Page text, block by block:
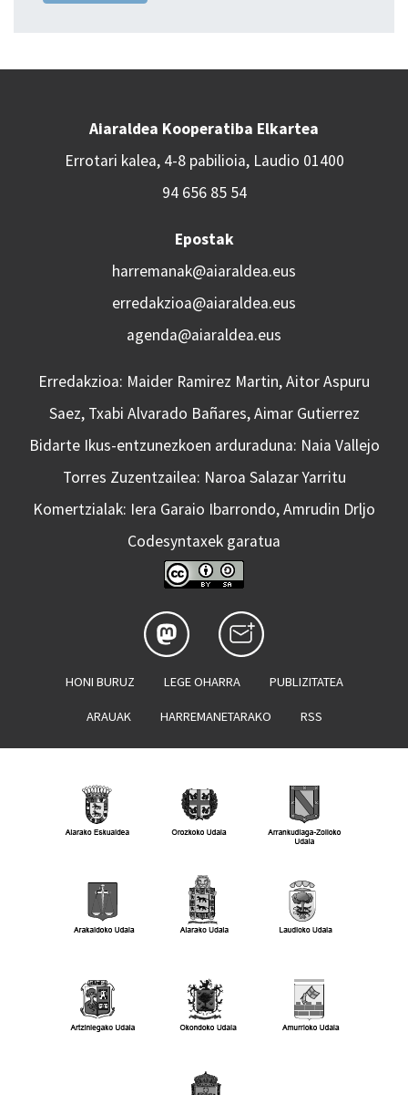
Aiaraldea Kooperatiba Elkartea
Errotari kalea, 4-8 pabilioia, Laudio 01400
94 656 85 54
Epostak
harremanak@aiaraldea.eus
erredakzioa@aiaraldea.eus
agenda@aiaraldea.eus
Erredakzioa: Maider Ramirez Martin, Aitor Aspuru
Saez, Txabi Alvarado Bañares, Aimar Gutierrez
Bidarte Ikus-entzunezkoen arduraduna: Naia Vallejo
Torres Zuzentzailea: Naroa Salazar Yarritu
Komertzialak: Iera Garaio Ibarrondo, Amrudin Drljo
Codesyntaxek garatua
HONI BURUZ LEGE OHARRA PUBLIZITATEA
ARAUAK HARREMANETARAKO RSS